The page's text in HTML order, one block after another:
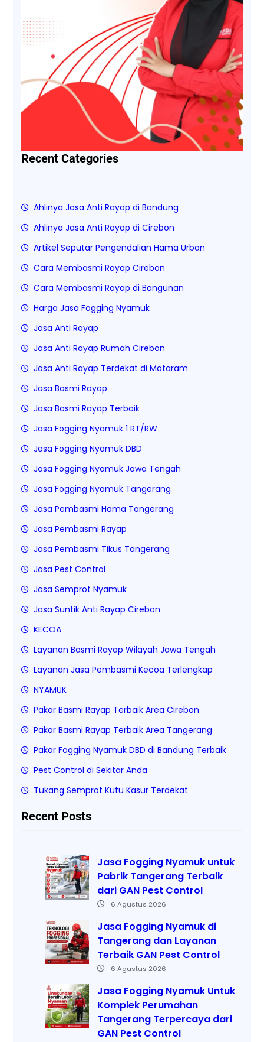
Recent Categories
Ahlinya Jasa Anti Rayap di Bandung
Ahlinya Jasa Anti Rayap di Cirebon
Artikel Seputar Pengendalian Hama Urban
Cara Membasmi Rayap Cirebon
Cara Membasmi Rayap di Bangunan
Harga Jasa Fogging Nyamuk
Jasa Anti Rayap
Jasa Anti Rayap Rumah Cirebon
Jasa Anti Rayap Terdekat di Mataram
Jasa Basmi Rayap
Jasa Basmi Rayap Terbaik
Jasa Fogging Nyamuk 1 RT/RW
Jasa Fogging Nyamuk DBD
Jasa Fogging Nyamuk Jawa Tengah
Jasa Fogging Nyamuk Tangerang
Jasa Pembasmi Hama Tangerang
Jasa Pembasmi Rayap
Jasa Pembasmi Tikus Tangerang
Jasa Pest Control
Jasa Semprot Nyamuk
Jasa Suntik Anti Rayap Cirebon
KECOA
Layanan Basmi Rayap Wilayah Jawa Tengah
Layanan Jasa Pembasmi Kecoa Terlengkap
NYAMUK
Pakar Basmi Rayap Terbaik Area Cirebon
Pakar Basmi Rayap Terbaik Area Tangerang
Pakar Fogging Nyamuk DBD di Bandung Terbaik
Pest Control di Sekitar Anda
Tukang Semprot Kutu Kasur Terdekat
Recent Posts
Jasa Fogging Nyamuk untuk
Pabrik Tangerang Terbaik
dari GAN Pest Control
6 Agustus 2026
Jasa Fogging Nyamuk di
Tangerang dan Layanan
Terbaik GAN Pest Control
6 Agustus 2026
Jasa Fogging Nyamuk Untuk
Komplek Perumahan
Tangerang Terpercaya dari
GAN Pest Control